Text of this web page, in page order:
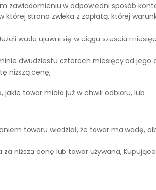
zawiadomieniu w odpowiedni sposób
strona zwleka z zapłatą, której
wada ujawni się w ciągu sześciu
dwudziestu czterech miesięcy od
niższą cenę,
towar miała już w chwili odbioru, lub
towaru wiedział, że towar ma wadę,
niższą cenę lub towar używana,